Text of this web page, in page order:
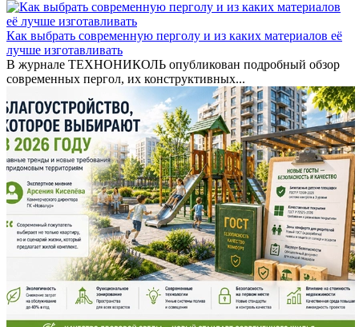
Как выбрать современную перголу и из каких материалов её
лучше изготавливать
В журнале ТЕХНОНИКОЛЬ опубликован подробный обзор
современных пергол, их конструктивных...